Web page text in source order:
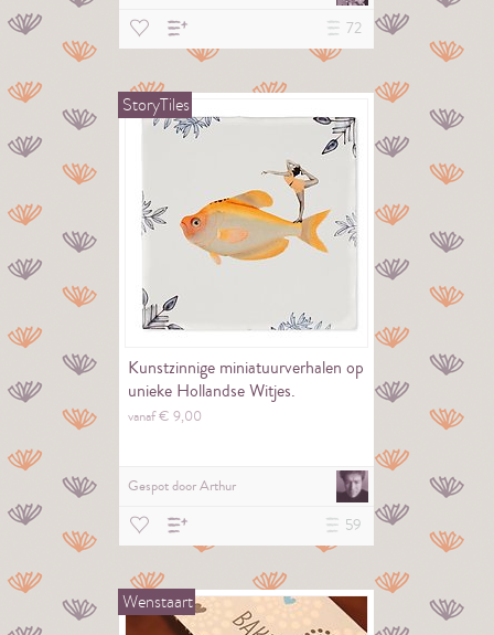
72
StoryTiles
Kunstzinnige miniatuurverhalen op
unieke Hollandse Witjes.
vanaf €9,00
Gespot doorArthur
59
Wenstaart